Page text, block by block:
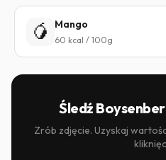
🥭 Mango
60 kcal / 100g
Śledź
Zrób zdjęcie. Uzyskaj